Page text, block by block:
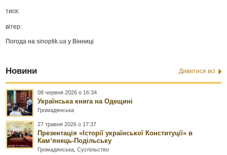
тиск:
вітер:
Погода наsinoptik.ua у Вінниці
Новини Дивитися всі
08 червня 2026 о 16:34
Українська книга на Одещині
Громадянська
27 травня 2026 о 17:37
Презентація «Історії української Конституції» в
Камʼянець-Подільську
Громадянська ,Суспільство